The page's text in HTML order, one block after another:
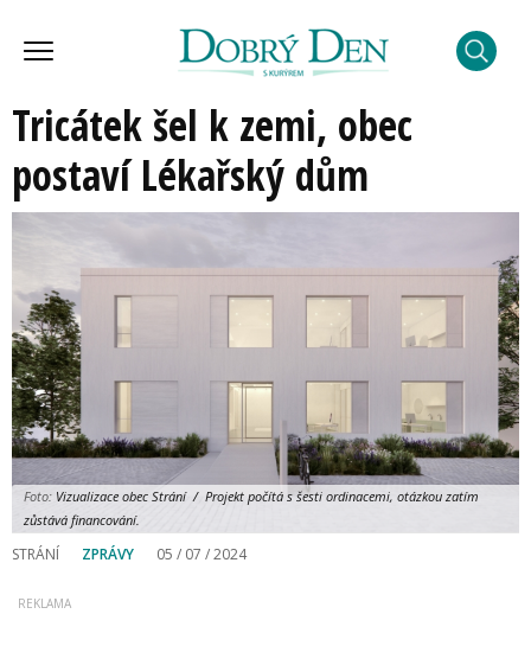
Tricátek šel k zemi, obec
postaví Lékařský dům
Foto: Vizualizace obec Strání / Projekt počítá s šesti ordinacemi, otázkou zatím
zůstává financování.
STRÁNÍ ZPRÁVY 05 / 07 / 2024